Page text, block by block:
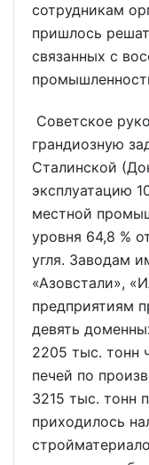
сотрудникам
пришлось
связанных с
Советское
грандиозную
Сталинской
эксплуатацию
местной
уровня 64,8 %
угля. Заводам
«Азовстали»,
предприятиям
девять
2205 тыс. тонн
печей по
3215 тыс. тонн
приходилось